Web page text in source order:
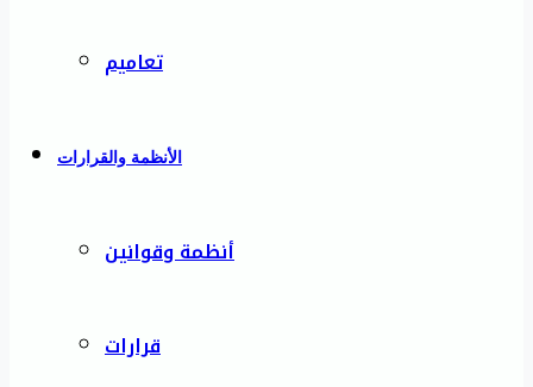
تعاميم
الأنظمة والقرارات
أنظمة وقوانين
قرارات